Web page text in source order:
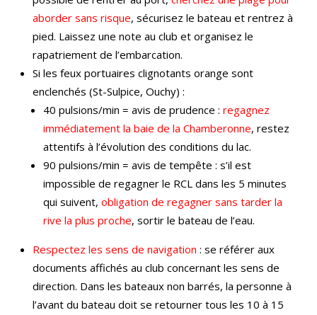
aborder sans risque, sécurisez le bateau et rentrez à
pied. Laissez une note au club et organisez le
rapatriement de l’embarcation.
Si les feux portuaires clignotants orange sont
enclenchés (St-Sulpice, Ouchy) :
40 pulsions/min = avis de prudence : regagnez
immédiatement la baie de la Chamberonne, restez
attentifs à l’évolution des conditions du lac.
90 pulsions/min = avis de tempête : s’il est
impossible de regagner le RCL dans les 5 minutes
qui suivent, obligation de regagner sans tarder la
rive la plus proche, sortir le bateau de l’eau.
Respectez les sens de navigation : se référer aux
documents affichés au club concernant les sens de
direction. Dans les bateaux non barrés, la personne à
l’avant du bateau doit se retourner tous les 10 à 15